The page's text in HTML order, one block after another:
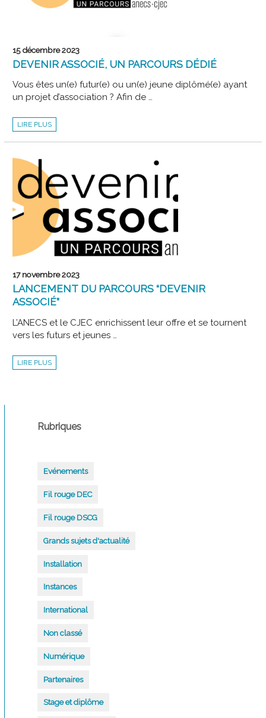
15 décembre 2023
DEVENIR ASSOCIÉ, UN PARCOURS DÉDIÉ
Vous êtes un(e) futur(e) ou un(e) jeune diplômé(e) ayant
un projet d’association ? Afin de …
DEVENIR
ASSOCIÉ,
PARCOURS
LIRE PLUS
17 novembre 2023
LANCEMENT DU PARCOURS “DEVENIR
ASSOCIÉ”
L’ANECS et le CJEC enrichissent leur offre et se tournent
vers les futurs et jeunes …
LANCEMENT
DU
LIRE PLUS
Rubriques
Evénements
Fil rouge DEC
Fil rouge DSCG
Grands sujets d'actualité
Installation
Instances
International
Non classé
Numérique
Partenaires
Stage et diplôme